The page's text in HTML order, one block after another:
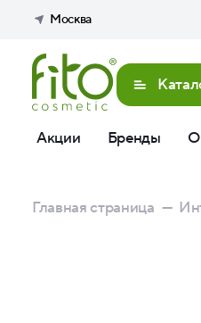
Москва
Акции Бренды
Главная страница —